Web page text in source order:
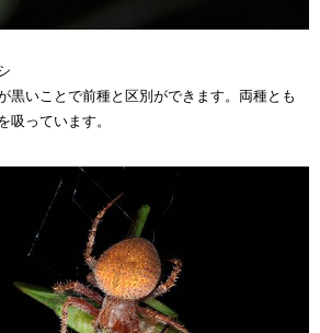
黒いことで前種と区別ができます。両種とも
吸っています。